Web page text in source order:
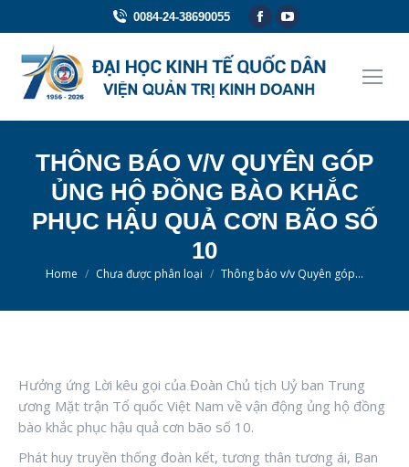
0084-24-38690055
Facebook
opens
in
YouTube
opens
in
THÔNG BÁO V/V QUYÊN GÓP
ỦNG HỘ ĐỒNG BÀO KHẮC
PHỤC HẬU QUẢ CƠN BÃO SỐ
10
You are here:
Home Chưa được phân loại Thông báo v/v Quyên góp…
Hưởng ứng Lời kêu gọi của Đoàn Chủ tịch Uỷ ban Trung
ương Mặt trận Tổ quốc Việt Nam về vận động ủng hộ đồng
bào khắc phục hậu quả cơn bão số 10.
Phát huy truyền thống đoàn kết, tương thân tương ái, Ban